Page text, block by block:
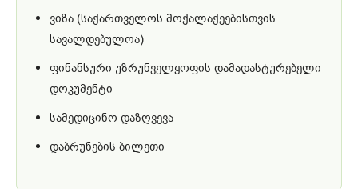
ვიზა (საქართველოს მოქალაქეებისთვის
სავალდებულოა)
ფინანსური უზრუნველყოფის დამადასტურებელი
დოკუმენტი
სამედიცინო დაზღვევა
დაბრუნების ბილეთი